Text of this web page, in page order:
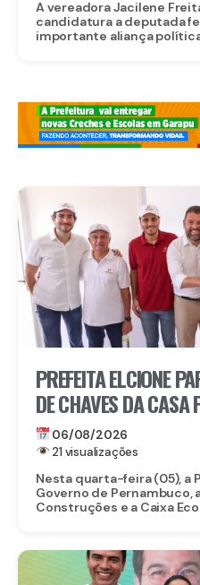
A vereadora Jacilene
candidatura a deputada
importante aliança
PREFEITA ELCIONE
DE CHAVES DA
PROGRAMA MORAR
06/08/2026
21 visualizações
Nesta quarta-feira (05), a
Governo de Pernambuco,
Construções e a Caixa